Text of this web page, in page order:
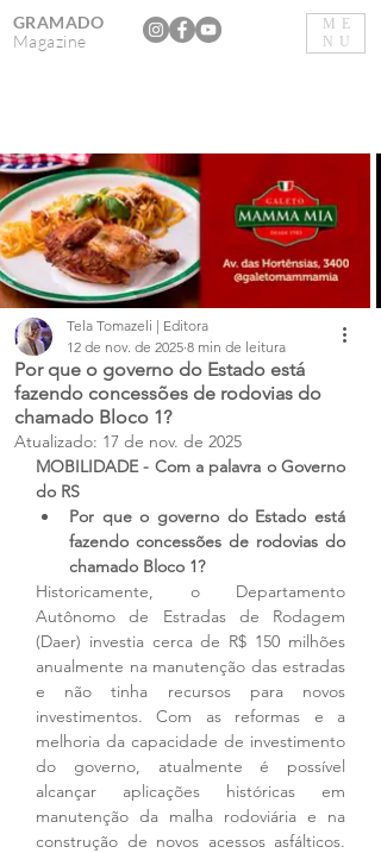
ME
NU
GRAMADO
Magazine
Por que o governo do Estado está
fazendo concessões de rodovias do
chamado Bloco 1?
Tela Tomazeli | Editora
12 de nov. de 2025 8 min de leitura
Atualizado: 17 de nov. de 2025
MOBILIDADE - Com a palavra o Governo
do RS
Por que o governo do Estado está
fazendo concessões de rodovias do
chamado Bloco 1?
Historicamente, o Departamento
Autônomo de Estradas de Rodagem
(Daer) investia cerca de R$ 150 milhões
anualmente na manutenção das estradas
e não tinha recursos para novos
investimentos. Com as reformas e a
melhoria da capacidade de investimento
do governo, atualmente é possível
alcançar aplicações históricas em
manutenção da malha rodoviária e na
construção de novos acessos asfálticos.